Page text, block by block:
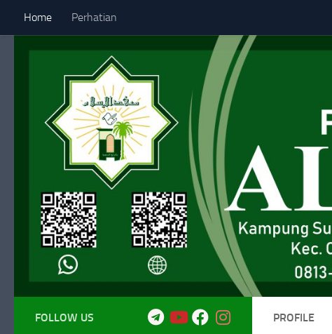
Skip to content
Home Perhatian
PROFILE
FOLLOW US